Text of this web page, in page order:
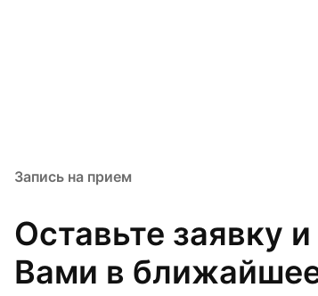
Запись на прием
Оставьте заявку
Вами в